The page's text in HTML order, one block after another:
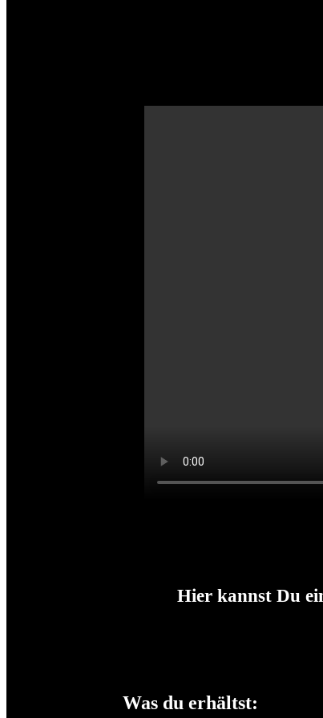
Hier kannst Du
Was du erhältst: